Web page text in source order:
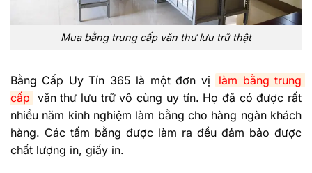
Mua bằng trung cấp văn thư lưu trữ thật
Bằng Cấp Uy Tín 365 là một đơn vị
làm bằng trung
cấp văn thư lưu trữ vô cùng uy tín. Họ đã có được rất
nhiều năm kinh nghiệm làm bằng cho hàng ngàn khách
hàng. Các tấm bằng được làm ra đều đảm bảo được
chất lượng in, giấy in.